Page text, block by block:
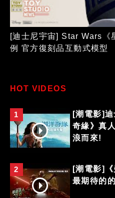
[迪士尼宇宙] Star Wars《
例 官方復刻品互動式模型
HOT VIDEOS
1
[潮電影]
奇緣》真
浪而來!
2
[潮電影]
最期待的